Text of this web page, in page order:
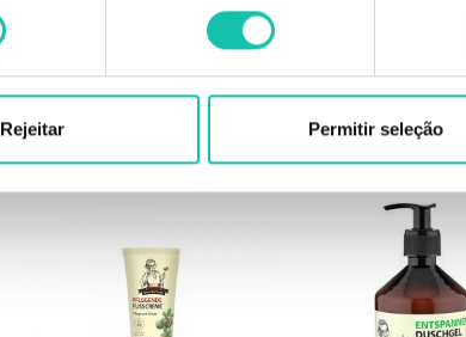
Rejeitar Permitir seleção
2.75€
hidratante
2.95€